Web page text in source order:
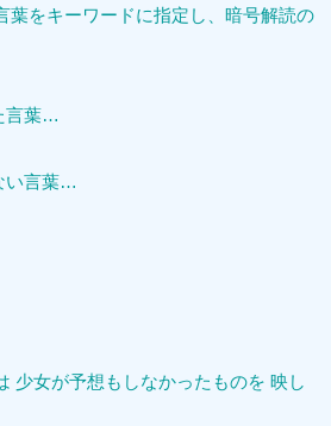
葉をキーワードに指定し、暗号解読の
言葉…
い言葉…
少女が予想もしなかったものを 映し